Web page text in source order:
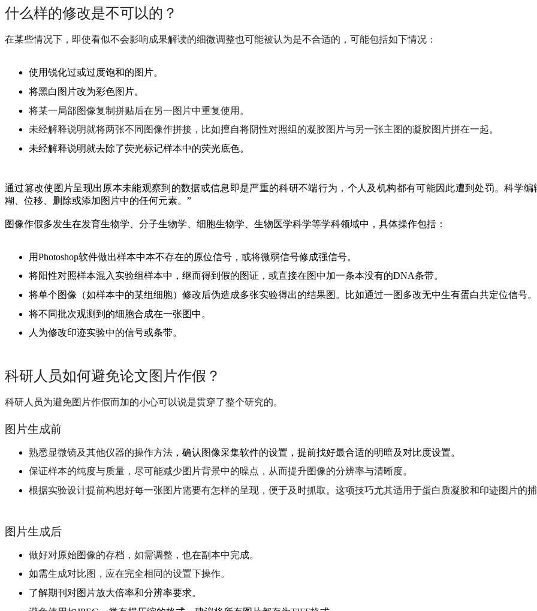
什么样的修改是不可以的？
在某些情况下，即使看似不会影响成果解读的细微调整也可能被认为是不合适的，可能包括如下情况：
使用锐化过或过度饱和的图片。
将黑白图片改为彩色图片。
将某一局部图像复制拼贴后在另一图片中重复使用。
未经解释说明就将两张不同图像作拼接，比如擅自将阴性对照组的凝胶图片与另一张主图的凝胶图片拼在一起。
未经解释说明就去除了荧光标记样本中的荧光底色。
通过篡改使图片呈现出原本未能观察到的数据或信息即是严重的科研不端行为，个人及机构都有可能因此遭到处罚。科学编
糊、位移、删除或添加图片中的任何元素。”
图像作假多发生在发育生物学、分子生物学、细胞生物学、生物医学科学等学科领域中，具体操作包括：
用Photoshop软件做出样本中本不存在的原位信号，或将微弱信号修成强信号。
将阳性对照样本混入实验组样本中，继而得到假的图证，或直接在图中加一条本没有的DNA条带。
将单个图像（如样本中的某组细胞）修改后伪造成多张实验得出的结果图。比如通过一图多改无中生有蛋白共定位信号。
将不同批次观测到的细胞合成在一张图中。
人为修改印迹实验中的信号或条带。
科研人员如何避免论文图片作假？
科研人员为避免图片作假而加的小心可以说是贯穿了整个研究的。
图片生成前
熟悉显微镜及其他仪器的操作方法 ，确认图像采集软件的设置，提前找好最合适的明暗及对比度设置。
保证样本的纯度与质量，尽可能减少图片背景中的噪点，从而提升图像的分辨率与清晰度。
根据实验设计提前构思好每一张图片需要有怎样的呈现，便于及时抓取。这项技巧尤其适用于蛋白质凝胶和印迹图片的
图片生成后
做好对原始图像的存档，如需调整，也在副本中完成。
如需生成对比图，应在完全相同的设置下操作。
了解期刊对图片放大倍率和分辨率要求。